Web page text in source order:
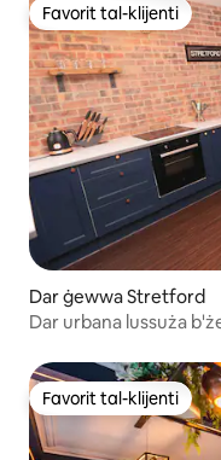
Favorit tal-klijenti
Favorit tal-klijenti
Dar ġewwa Stretford
Dar urbana lussuża
Favorit tal-klijenti
Favorit tal-klijenti